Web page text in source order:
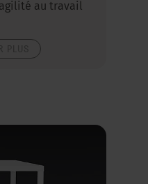
au travail